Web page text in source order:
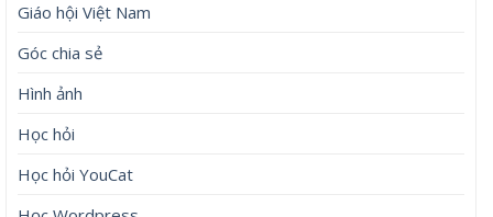
Giáo hội Việt Nam
Góc chia sẻ
Hình ảnh
Học hỏi
Học hỏi YouCat